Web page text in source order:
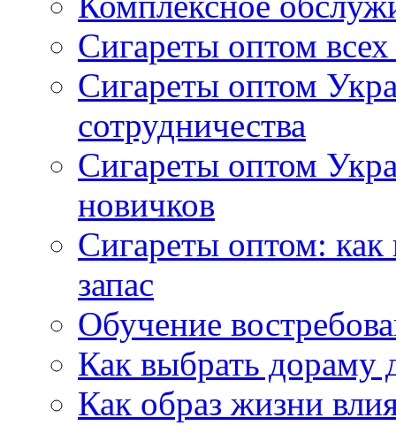
Сигареты оптом
Сигареты оптом
сотрудничества
Сигареты оптом
новичков
Сигареты оптом:
запас
Обучение
Как выбрать дораму
Как образ жизни